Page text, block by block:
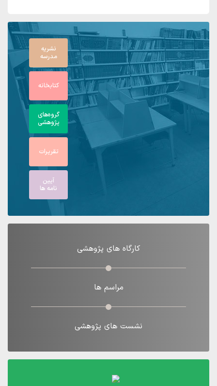
نشریه
مدرسه
کتابخانه
گروه‌های
پژوهشی
تقریرات
آیین
نامه ها
کارگاه های پژوهشی
مراسم ها
نشست های پژوهشی